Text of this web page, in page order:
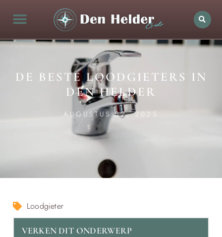
DE BESTE LOODGIETERS IN
DEN HELDER
AUGUSTUS 22, 2025
Loodgieter
VERKEN DIT ONDERWERP